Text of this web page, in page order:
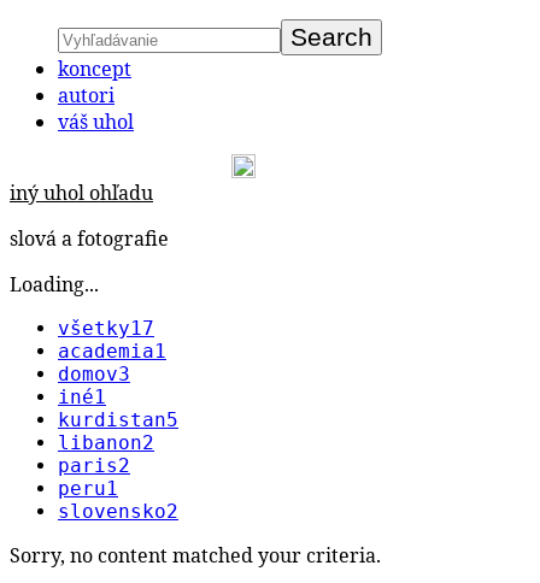
koncept
autori
váš uhol
iný uhol ohľadu
slová a fotografie
Loading...
všetky17
academia1
domov3
iné1
kurdistan5
libanon2
paris2
peru1
slovensko2
Sorry, no content matched your criteria.